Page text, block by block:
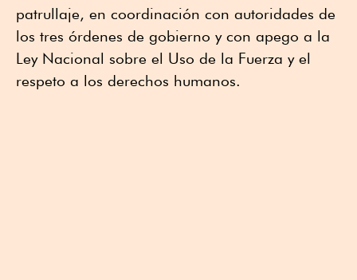
patrullaje, en coordinación con autoridades de
los tres órdenes de gobierno y con apego a la
Ley Nacional sobre el Uso de la Fuerza y el
respeto a los derechos humanos.